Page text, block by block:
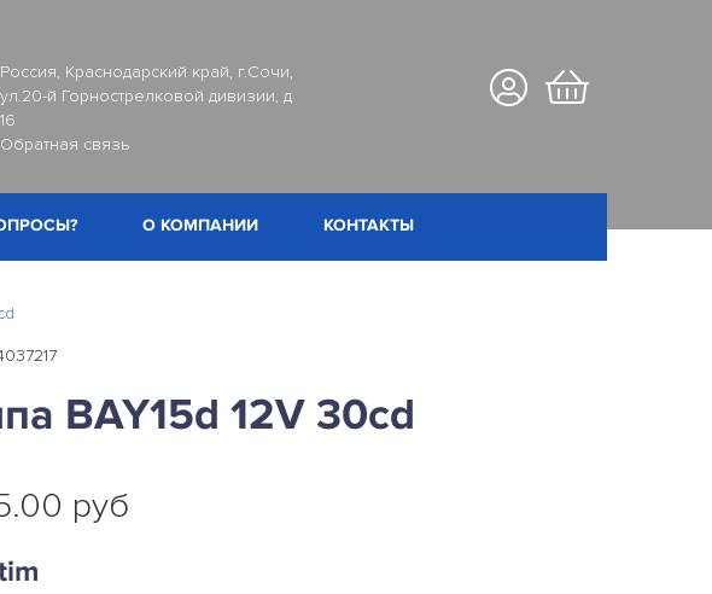
Россия, Краснодарский край, г.Сочи,
ул.20-й Горнострелковой дивизии, д
16
Обратная связь
О КОМПАНИИ КОНТАКТЫ
BAY15d 12V 30cd
руб